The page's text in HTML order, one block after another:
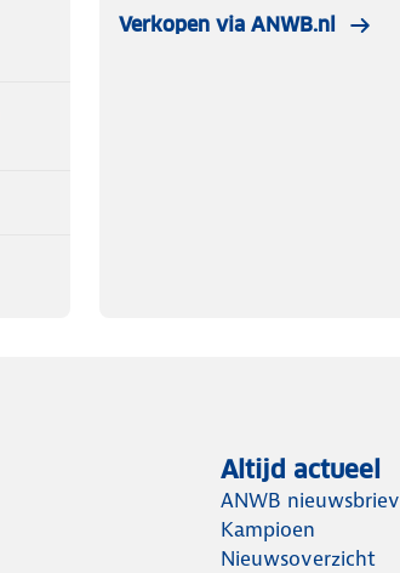
Verkopen via ANWB.nl
Altijd actueel
ANWB
Kampioen
Nieuwsoverzicht